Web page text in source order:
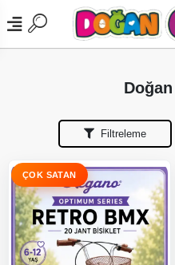
Filtreleme